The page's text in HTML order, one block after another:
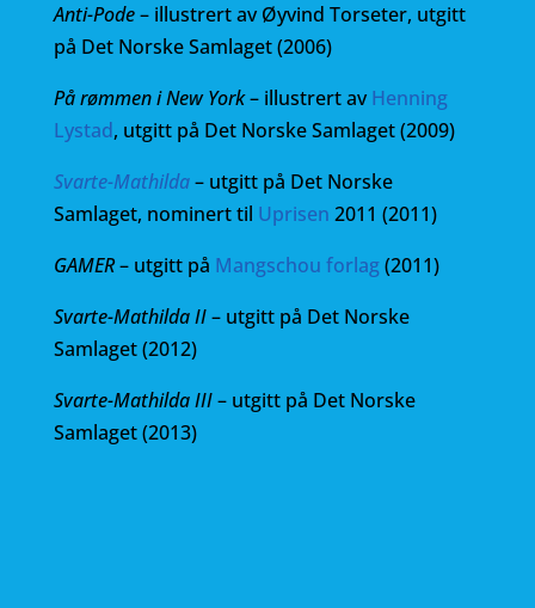
Anti-Pode– illustrert av Øyvind Torseter, utgitt
på Det Norske Samlaget (2006)
På rømmen i New York– illustrert avHenning
Lystad, utgitt på Det Norske Samlaget (2009)
Svarte-Mathilda– utgitt på Det Norske
Samlaget, nominert til Uprisen 2011 (2011)
GAMER– utgitt på Mangschou forlag(2011)
Svarte-Mathilda II– utgitt på Det Norske
Samlaget (2012)
Svarte-Mathilda III– utgitt på Det Norske
Samlaget (2013)